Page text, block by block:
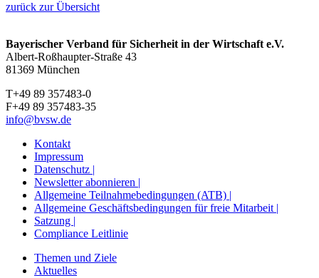
zurück zur Übersicht
Bayerischer Verband für Sicherheit in der Wirtschaft e.V.
Albert-Roßhaupter-Straße 43
81369 München
T+49 89 357483-0
F+49 89 357483-35
info@bvsw.de
Kontakt
Impressum
Datenschutz |
Newsletter abonnieren |
Allgemeine Teilnahmebedingungen (ATB) |
Allgemeine Geschäftsbedingungen für freie Mitarbeit |
Satzung |
Compliance Leitlinie
Themen und Ziele
Aktuelles